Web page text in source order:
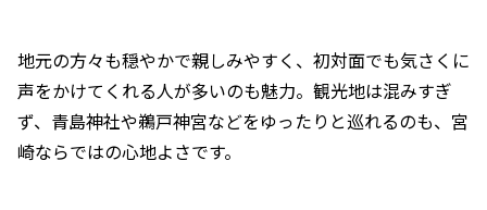
地元の方々も穏やかで親しみやすく、初対面でも気さくに
声をかけてくれる人が多いのも魅力。観光地は混みすぎ
ず、青島神社や鵜戸神宮などをゆったりと巡れるのも、宮
崎ならではの心地よさです。